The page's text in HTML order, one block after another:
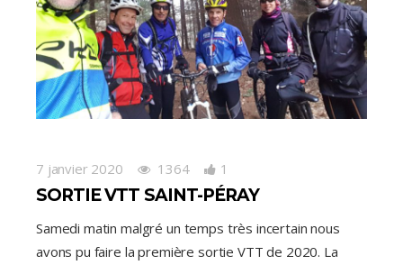
7 janvier 2020 1364 1
SORTIE VTT SAINT-PÉRAY
Samedi matin malgré un temps très incertain nous
avons pu faire la première sortie VTT de 2020. La